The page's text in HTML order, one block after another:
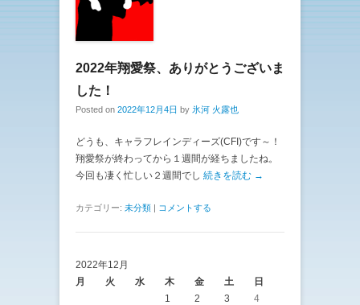
2022年翔愛祭、ありがとうございま
した！
Posted on 2022年12月4日 by 氷河 火露也
どうも、キャラフレインディーズ(CFI)です～！
翔愛祭が終わってから１週間が経ちましたね。
今回も凄く忙しい２週間でし 続きを読む →
カテゴリー: 未分類 | コメントする
2022年12月
月
火 水 木 金 土
日
1
2 3
4